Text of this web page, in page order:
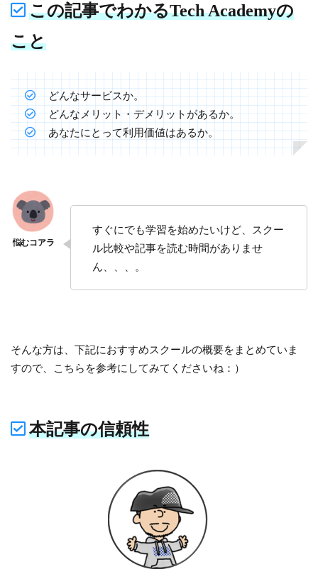
この記事でわかるTech Academyの
こと
どんなサービスか。
どんなメリット・デメリットがあるか。
あなたにとって利用価値はあるか。
すぐにでも学習を始めたいけど、スクー
ル比較や記事を読む時間がありませ
ん、、、。
そんな方は、下記におすすめスクールの概要をまとめていま
すので、こちらを参考にしてみてくださいね：）
本記事の信頼性